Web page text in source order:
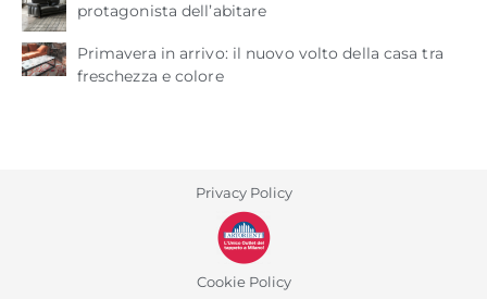
protagonista dell’abitare
Primavera in arrivo: il nuovo volto della casa tra
freschezza e colore
Privacy Policy
Cookie Policy